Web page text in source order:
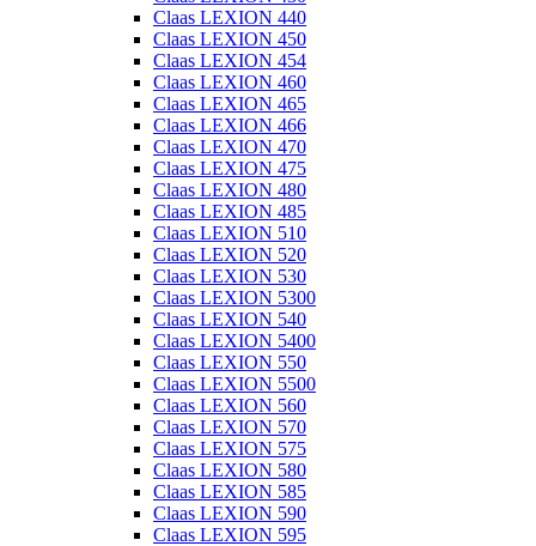
Claas LEXION 440
Claas LEXION 450
Claas LEXION 454
Claas LEXION 460
Claas LEXION 465
Claas LEXION 466
Claas LEXION 470
Claas LEXION 475
Claas LEXION 480
Claas LEXION 485
Claas LEXION 510
Claas LEXION 520
Claas LEXION 530
Claas LEXION 5300
Claas LEXION 540
Claas LEXION 5400
Claas LEXION 550
Claas LEXION 5500
Claas LEXION 560
Claas LEXION 570
Claas LEXION 575
Claas LEXION 580
Claas LEXION 585
Claas LEXION 590
Claas LEXION 595